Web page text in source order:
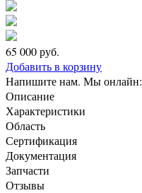
65 000руб.
Добавить в корзину
Напишите нам. Мы онлайн:
Описание
Характеристики
Область
Сертификация
Документация
Запчасти
Отзывы